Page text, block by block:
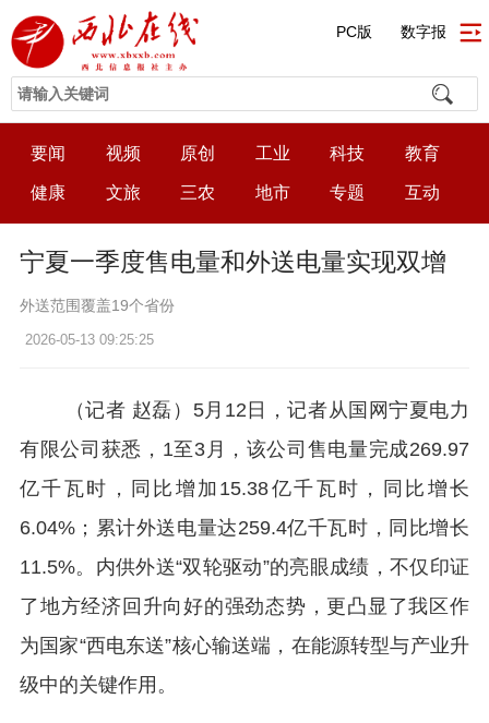
PC版 数字报
要闻 视频 原创 工业 科技 教育
健康 文旅 三农 地市 专题 互动
宁夏一季度售电量和外送电量实现双增
外送范围覆盖19个省份
2026-05-13 09:25:25
（记者 赵磊）5月12日，记者从国网宁夏电力
有限公司获悉，1至3月，该公司售电量完成269.97
亿千瓦时，同比增加15.38亿千瓦时，同比增长
6.04%；累计外送电量达259.4亿千瓦时，同比增长
11.5%。内供外送“双轮驱动”的亮眼成绩，不仅印证
了地方经济回升向好的强劲态势，更凸显了我区作
为国家“西电东送”核心输送端，在能源转型与产业升
级中的关键作用。